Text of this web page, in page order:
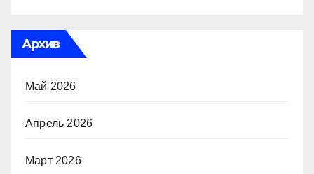
Архив
Май 2026
Апрель 2026
Март 2026